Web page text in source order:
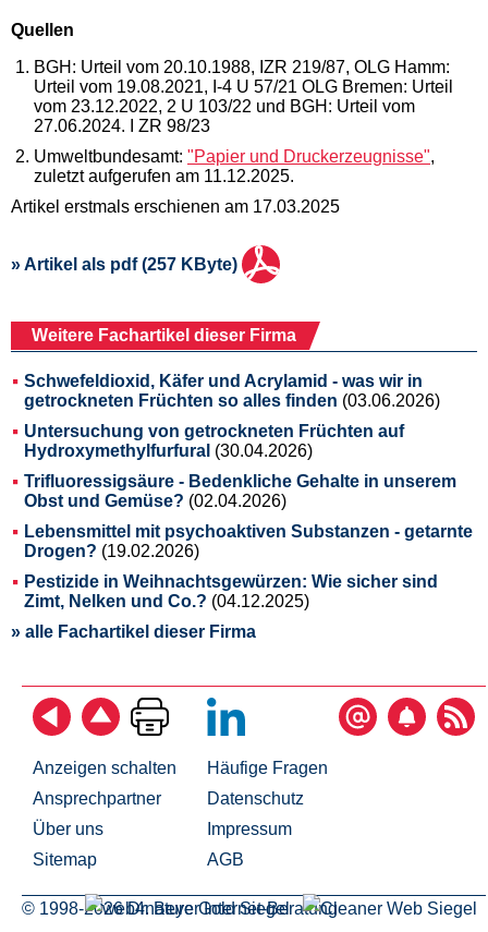
Quellen
BGH: Urteil vom 20.10.1988, IZR 219/87, OLG Hamm:
Urteil vom 19.08.2021, I-4 U 57/21 OLG Bremen: Urteil
vom 23.12.2022, 2 U 103/22 und BGH: Urteil vom
27.06.2024. I ZR 98/23
Umweltbundesamt: "Papier und Druckerzeugnisse",
zuletzt aufgerufen am 11.12.2025.
Artikel erstmals erschienen am 17.03.2025
» Artikel als pdf (257 KByte)
Weitere Fachartikel dieser Firma
Schwefeldioxid, Käfer und Acrylamid - was wir in
getrockneten Früchten so alles finden (03.06.2026)
Untersuchung von getrockneten Früchten auf
Hydroxymethylfurfural (30.04.2026)
Trifluoressigsäure - Bedenkliche Gehalte in unserem
Obst und Gemüse? (02.04.2026)
Lebensmittel mit psychoaktiven Substanzen - getarnte
Drogen? (19.02.2026)
Pestizide in Weihnachtsgewürzen: Wie sicher sind
Zimt, Nelken und Co.? (04.12.2025)
» alle Fachartikel dieser Firma
Anzeigen schalten
Ansprechpartner
Über uns
Sitemap
Häufige Fragen
Datenschutz
Impressum
AGB
© 1998-2026 Dr. Beyer Internet-Beratung